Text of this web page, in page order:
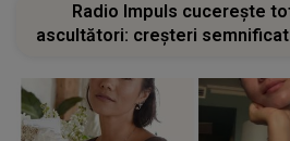
Radio Impuls cucerește
ascultători: creșteri